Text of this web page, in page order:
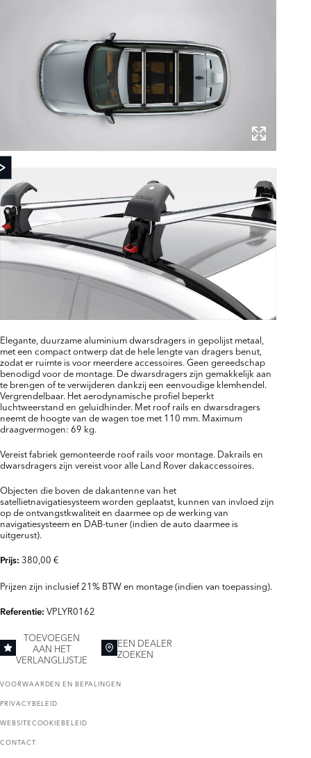
Elegante, duurzame aluminium dwarsdragers in gepolijst metaal,
met een compact ontwerp dat de hele lengte van dragers benut,
zodat er ruimte is voor meerdere accessoires. Geen gereedschap
benodigd voor de montage. De dwarsdragers zijn gemakkelijk aan
te brengen of te verwijderen dankzij een eenvoudige klemhendel.
Vergrendelbaar. Het aerodynamische profiel beperkt
luchtweerstand en geluidhinder. Met roof rails en dwarsdragers
neemt de hoogte van de wagen toe met 110 mm. Maximum
draagvermogen: 69 kg.
Vereist fabriek gemonteerde roof rails voor montage. Dakrails en
dwarsdragers zijn vereist voor alle Land Rover dakaccessoires.
Objecten die boven de dakantenne van het
satellietnavigatiesysteem worden geplaatst, kunnen van invloed zijn
op de ontvangstkwaliteit en daarmee op de werking van
navigatiesysteem en DAB-tuner (indien de auto daarmee is
uitgerust).
Prijs: 380,00 €
Prijzen zijn inclusief 21% BTW en montage (indien van toepassing).
Referentie: VPLYR0162
TOEVOEGEN
AAN HET
VERLANGLIJSTJE
EEN DEALER
ZOEKEN
VOORWAARDEN EN BEPALINGEN
PRIVACYBELEID
WEBSITECOOKIEBELEID
CONTACT